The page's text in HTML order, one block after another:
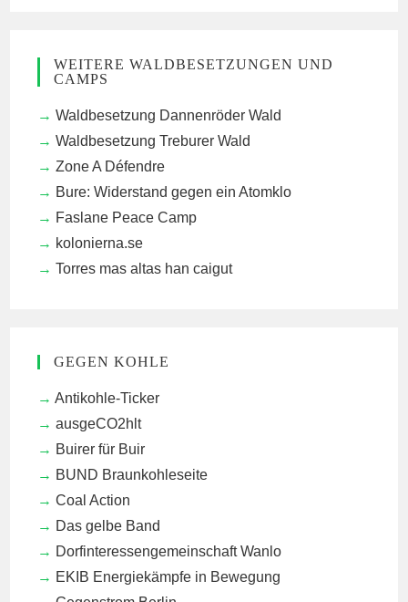
WEITERE WALDBESETZUNGEN UND
CAMPS
Waldbesetzung Dannenröder Wald
Waldbesetzung Treburer Wald
Zone A Défendre
Bure: Widerstand gegen ein Atomklo
Faslane Peace Camp
kolonierna.se
Torres mas altas han caigut
GEGEN KOHLE
Antikohle-Ticker
ausgeCO2hlt
Buirer für Buir
BUND Braunkohleseite
Coal Action
Das gelbe Band
Dorfinteressengemeinschaft Wanlo
EKIB Energiekämpfe in Bewegung